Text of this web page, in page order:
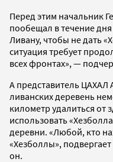
Перед этим начальник
пообещал в течение дня
Ливану, чтобы не дать
ситуация требует
всех фронтах», —
А представитель ЦАХАЛ
ливанских деревень
километр удалиться от
использовать
деревни. «Любой, кто
«Хезболлы»,
он.